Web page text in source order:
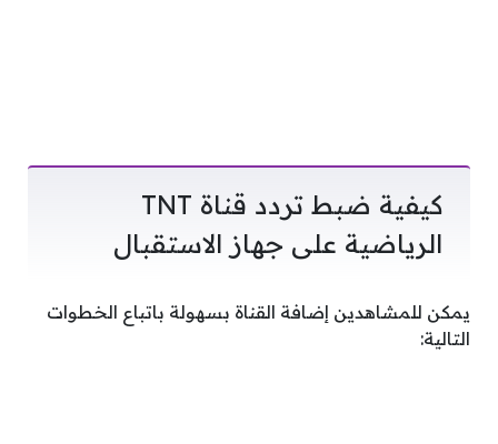
كيفية ضبط تردد قناة TNT
الرياضية على جهاز الاستقبال
يمكن للمشاهدين إضافة القناة بسهولة باتباع الخطوات
التالية: